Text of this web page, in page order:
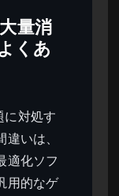
量消
くあ
対処す
いは、
適化ソフ
用的なゲ